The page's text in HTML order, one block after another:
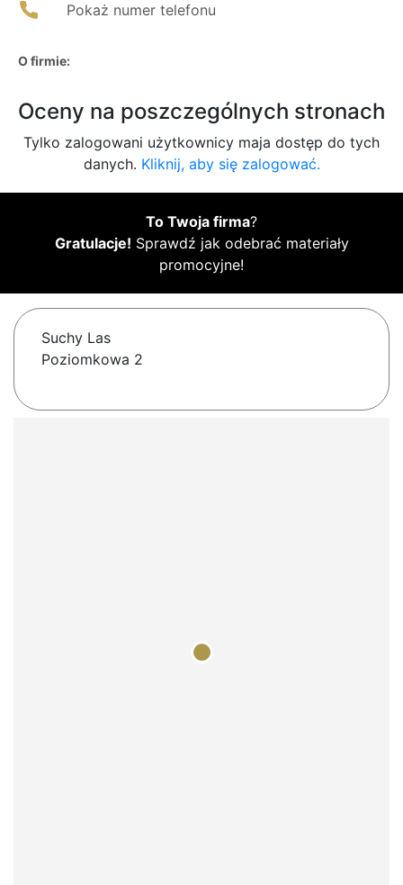
Pokaż numer telefonu
O firmie:
Oceny na poszczególnych stronach
Tylko zalogowani użytkownicy maja dostęp do tych
danych. Kliknij, aby się zalogować.
To Twoja firma?
Gratulacje! Sprawdź jak odebrać materiały
promocyjne!
Suchy Las
Poziomkowa 2